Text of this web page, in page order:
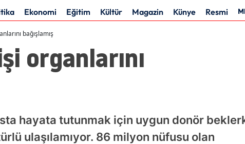
Ekonomi Eğitim Kültür Magazin Künye Resmi İlan
bağışlamış
organlarını
hayata tutunmak için uygun donör
ulaşılamıyor. 86 milyon nüfusu olan